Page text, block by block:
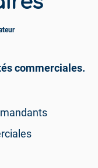
commerciales.